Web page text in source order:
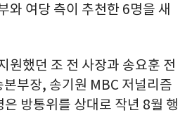
와 여당 측이 추천한 6명을 새
원했던 조 전 사장과 송요훈 전
부장, 송기원 MBC 저널리즘
방통위를 상대로 작년 8월 행